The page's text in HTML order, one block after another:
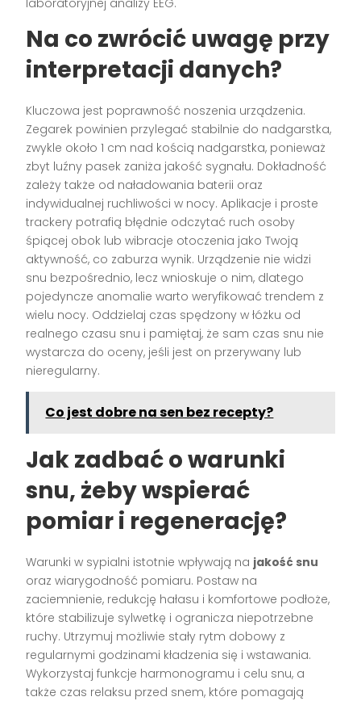
Na co zwrócić uwagę przy
interpretacji danych?
Kluczowa jest poprawność noszenia urządzenia.
Zegarek powinien przylegać stabilnie do nadgarstka,
zwykle około 1 cm nad kością nadgarstka, ponieważ
zbyt luźny pasek zaniża jakość sygnału. Dokładność
zależy także od naładowania baterii oraz
indywidualnej ruchliwości w nocy. Aplikacje i proste
trackery potrafią błędnie odczytać ruch osoby
śpiącej obok lub wibracje otoczenia jako Twoją
aktywność, co zaburza wynik. Urządzenie nie widzi
snu bezpośrednio, lecz wnioskuje o nim, dlatego
pojedyncze anomalie warto weryfikować trendem z
wielu nocy. Oddzielaj czas spędzony w łóżku od
realnego czasu snu i pamiętaj, że sam czas snu nie
wystarcza do oceny, jeśli jest on przerywany lub
nieregularny.
Co jest dobre na sen bez recepty?
Jak zadbać o warunki
snu, żeby wspierać
pomiar i regenerację?
Warunki w sypialni istotnie wpływają na jakość snu
oraz wiarygodność pomiaru. Postaw na
zaciemnienie, redukcję hałasu i komfortowe podłoże,
które stabilizuje sylwetkę i ogranicza niepotrzebne
ruchy. Utrzymuj możliwie stały rytm dobowy z
regularnymi godzinami kładzenia się i wstawania.
Wykorzystaj funkcje harmonogramu i celu snu, a
także czas relaksu przed snem, które pomagają